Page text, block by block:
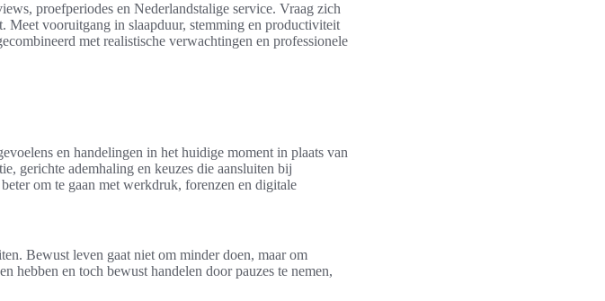
proefperiodes en Nederlandstalige service. Vraag zich
vooruitgang in slaapduur, stemming en productiviteit
met realistische verwachtingen en professionele
en handelingen in het huidige moment in plaats van
gerichte ademhaling en keuzes die aansluiten bij
om te gaan met werkdruk, forenzen en digitale
Bewust leven gaat niet om minder doen, maar om
hebben en toch bewust handelen door pauzes te nemen,